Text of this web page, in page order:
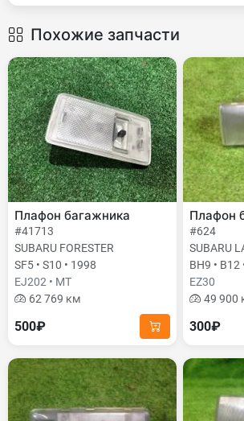
Похожие запчасти
Плафон багажника
#41713
SUBARU FORESTER
SF5 • S10 • 1998
EJ202 • MT
62 769 км
500₽
Плафон
#624
SUBARU
BH9 • B12
EZ30
49 900
300₽